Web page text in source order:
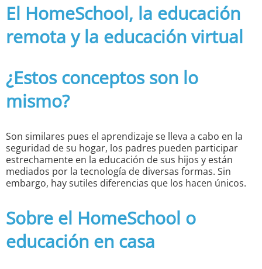
El HomeSchool, la educación
remota y la educación virtual
¿Estos conceptos son lo
mismo?
Son similares pues el aprendizaje se lleva a cabo en la
seguridad de su hogar, los padres pueden participar
estrechamente en la educación de sus hijos y están
mediados por la tecnología de diversas formas. Sin
embargo, hay sutiles diferencias que los hacen únicos.
Sobre el HomeSchool o
educación en casa